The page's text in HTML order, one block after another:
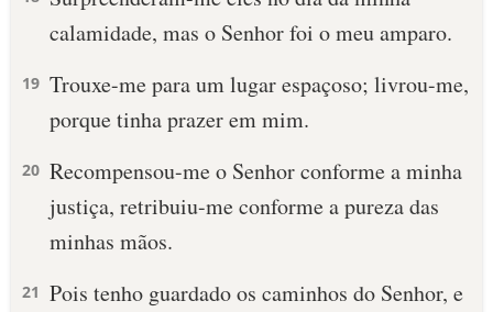
calamidade, mas o Senhor foi o meu amparo.
19 Trouxe-me para um lugar espaçoso; livrou-me,
porque tinha prazer em mim.
20 Recompensou-me o Senhor conforme a minha
justiça, retribuiu-me conforme a pureza das
minhas mãos.
21 Pois tenho guardado os caminhos do Senhor, e